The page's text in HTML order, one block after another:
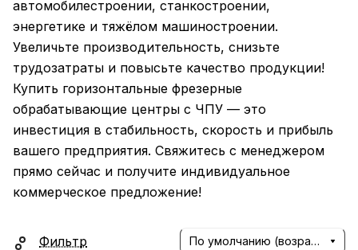
автомобилестроении, станкостроении,
энергетике и тяжёлом машиностроении.
Увеличьте производительность, снизьте
трудозатраты и повысьте качество продукции!
Купить горизонтальные фрезерные
обрабатывающие центры с ЧПУ — это
инвестиция в стабильность, скорость и прибыль
вашего предприятия. Свяжитесь с менеджером
прямо сейчас и получите индивидуальное
коммерческое предложение!
Фильтр По умолчанию (возрастание)